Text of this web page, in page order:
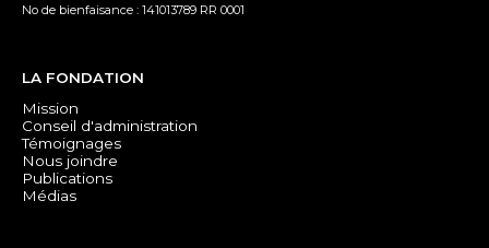
No de bienfaisance : 141013789 RR 0001
LA FONDATION
Mission
Conseil d'administration
Témoignages
Nous joindre
Publications
Médias